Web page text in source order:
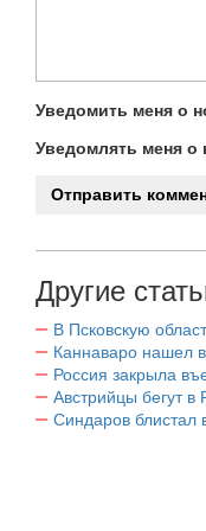
Уведомить меня о
Уведомлять меня о
Другие
В Псковскую
Каннаваро нашел в
Россия закрыла
Австрийцы бегут в
Синдаров